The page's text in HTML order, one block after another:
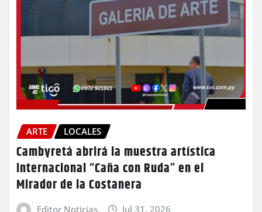
ARTE LOCALES
Cambyretá abrirá la muestra artística
internacional “Caña con Ruda” en el
Mirador de la Costanera
Editor Noticias Jul 31, 2026